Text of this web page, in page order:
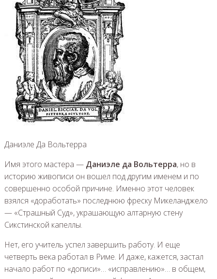
Даниэле Да Вольтерра
Имя этого мастера — Даниэле да Вольтерра, но в
историю живописи он вошел под другим именем и по
совершенно особой причине. Именно этот человек
взялся «доработать» последнюю фреску Микеланджело
— «Страшный Суд», украшающую алтарную стену
Сикстинской капеллы.
Нет, его учитель успел завершить работу. И еще
четверть века работал в Риме. И даже, кажется, застал
начало работ по «дописи»… «исправлению»… в общем,